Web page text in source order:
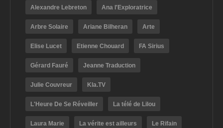
Alexandre Lebreton Ana l'Exploratrice
Arbre Solaire Ariane Bilheran Arte
Elise Lucet Etienne Chouard FA Sirius
Gérard Fauré Jeanne Traduction
Julie Couvreur Kla.TV
L'Heure De Se Réveiller La télé de Lilou
Laura Marie La vérite est ailleurs Le Rifain